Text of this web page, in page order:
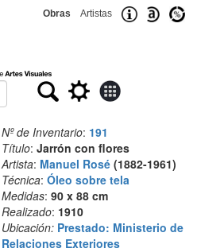
Obras Artistas
Nº de Inventario: 191
Título: Jarrón con flores
Artista: Manuel Rosé(1882-1961)
Técnica: Óleo sobre tela
Medidas: 90 x 88 cm
Realizado: 1910
Ubicación: Prestado: Ministerio de
Relaciones Exteriores